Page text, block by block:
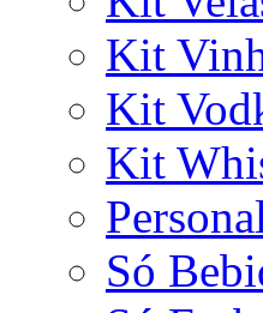
Kit
Kit
Kit
Só